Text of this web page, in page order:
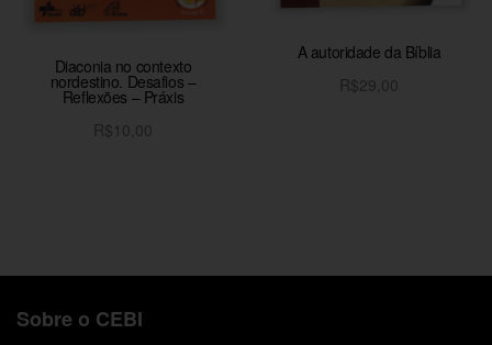
Diaconia no contexto
nordestino. Desafios –
Reflexões – Práxis
R$ 10,00
A autoridade da Bíblia
R$29,00
Sobre o CEBI